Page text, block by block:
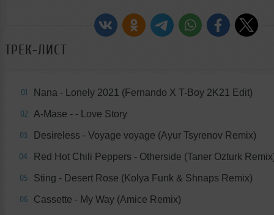
ТРЕК-ЛИСТ
01 Nana - Lonely 2021 (Fernando X T-Boy 2K21 Edit)
02 A-Mase - - Love Story
03 Desireless - Voyage voyage (Ayur Tsyrenov Remix)
04 Red Hot Chili Peppers - Otherside (Taner Ozturk
05 Sting - Desert Rose (Kolya Funk & Shnaps Remix)
06 Cassette - My Way (Amice Remix)